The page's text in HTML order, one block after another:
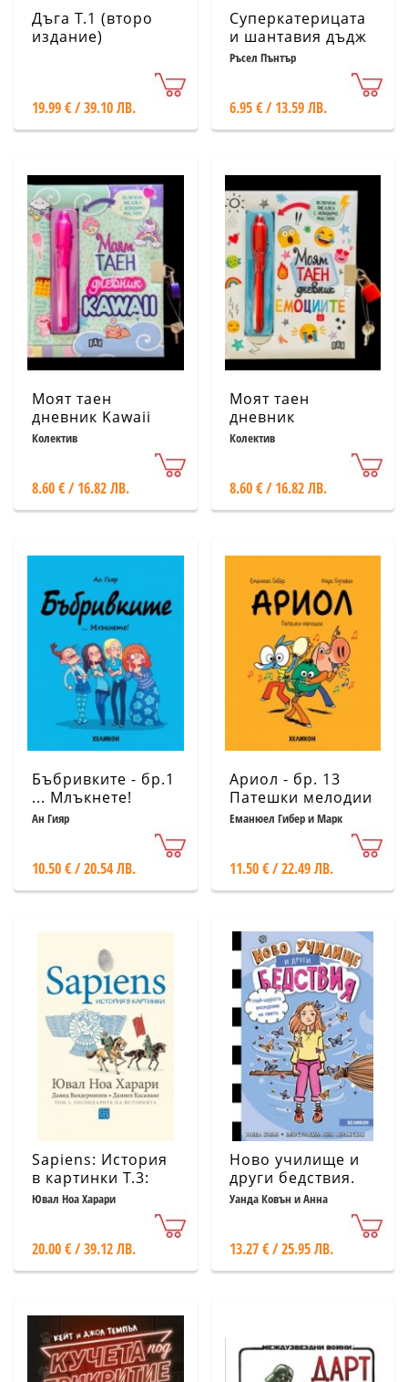
Дъга Т.1 (второ
издание)
19.99 € / 39.10 ЛВ.
Суперкатерицата
и шантавия дъдж
Ръсел Пънтър
6.95 € / 13.59 ЛВ.
Моят таен
дневник Kawaii
Колектив
8.60 € / 16.82 ЛВ.
Моят таен
дневник
Емоциите
Колектив
8.60 € / 16.82 ЛВ.
Бъбривките - бр.1
... Млъкнете!
Ан Гияр
10.50 € / 20.54 ЛВ.
Ариол - бр. 13
Патешки мелодии
Еманюел Гибер и Марк
11.50 € / 22.49 ЛВ.
Sapiens: История
в картинки Т.3:
Господарите на
Ювал Ноа Харари
20.00 € / 39.12 ЛВ.
Ново училище и
други бедствия.
Най-щурата
Уанда Ковън и Анна
13.27 € / 25.95 ЛВ.